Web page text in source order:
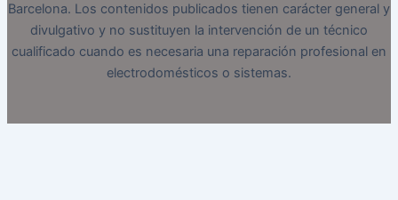
Barcelona. Los contenidos publicados tienen carácter general y
divulgativo y no sustituyen la intervención de un técnico
cualificado cuando es necesaria una reparación profesional en
electrodomésticos o sistemas.